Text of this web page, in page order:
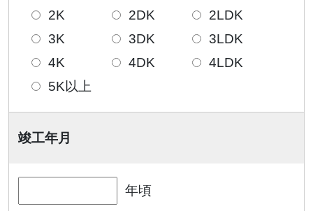
2K
2DK
2LDK
3K
3DK
3LDK
4K
4DK
4LDK
5K以上
竣工年月
年頃